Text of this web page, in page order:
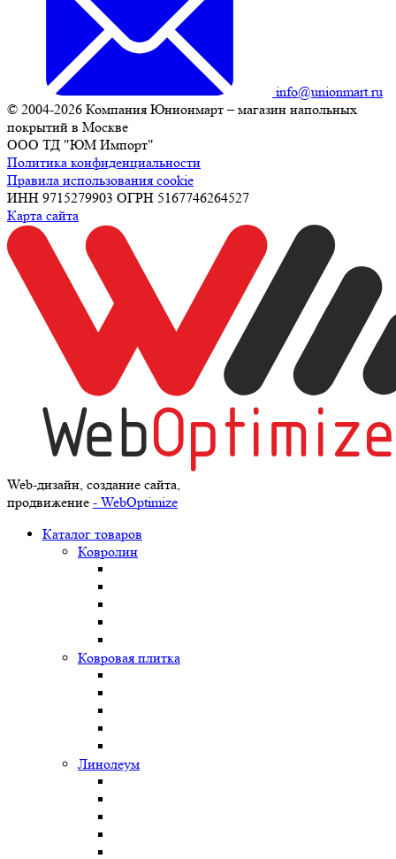
info@unionmart.ru
© 2004-2026 Компания Юнионмарт – магазин напольных
покрытий в Москве
ООО ТД "ЮМ Импорт"
Политика конфиденциальности
Правила использования cookie
ИНН 9715279903 ОГРН 5167746264527
Карта сайта
Web-дизайн, создание сайта,
продвижение - WebOptimize
Каталог товаров
Ковролин
Ковровая плитка
Линолеум